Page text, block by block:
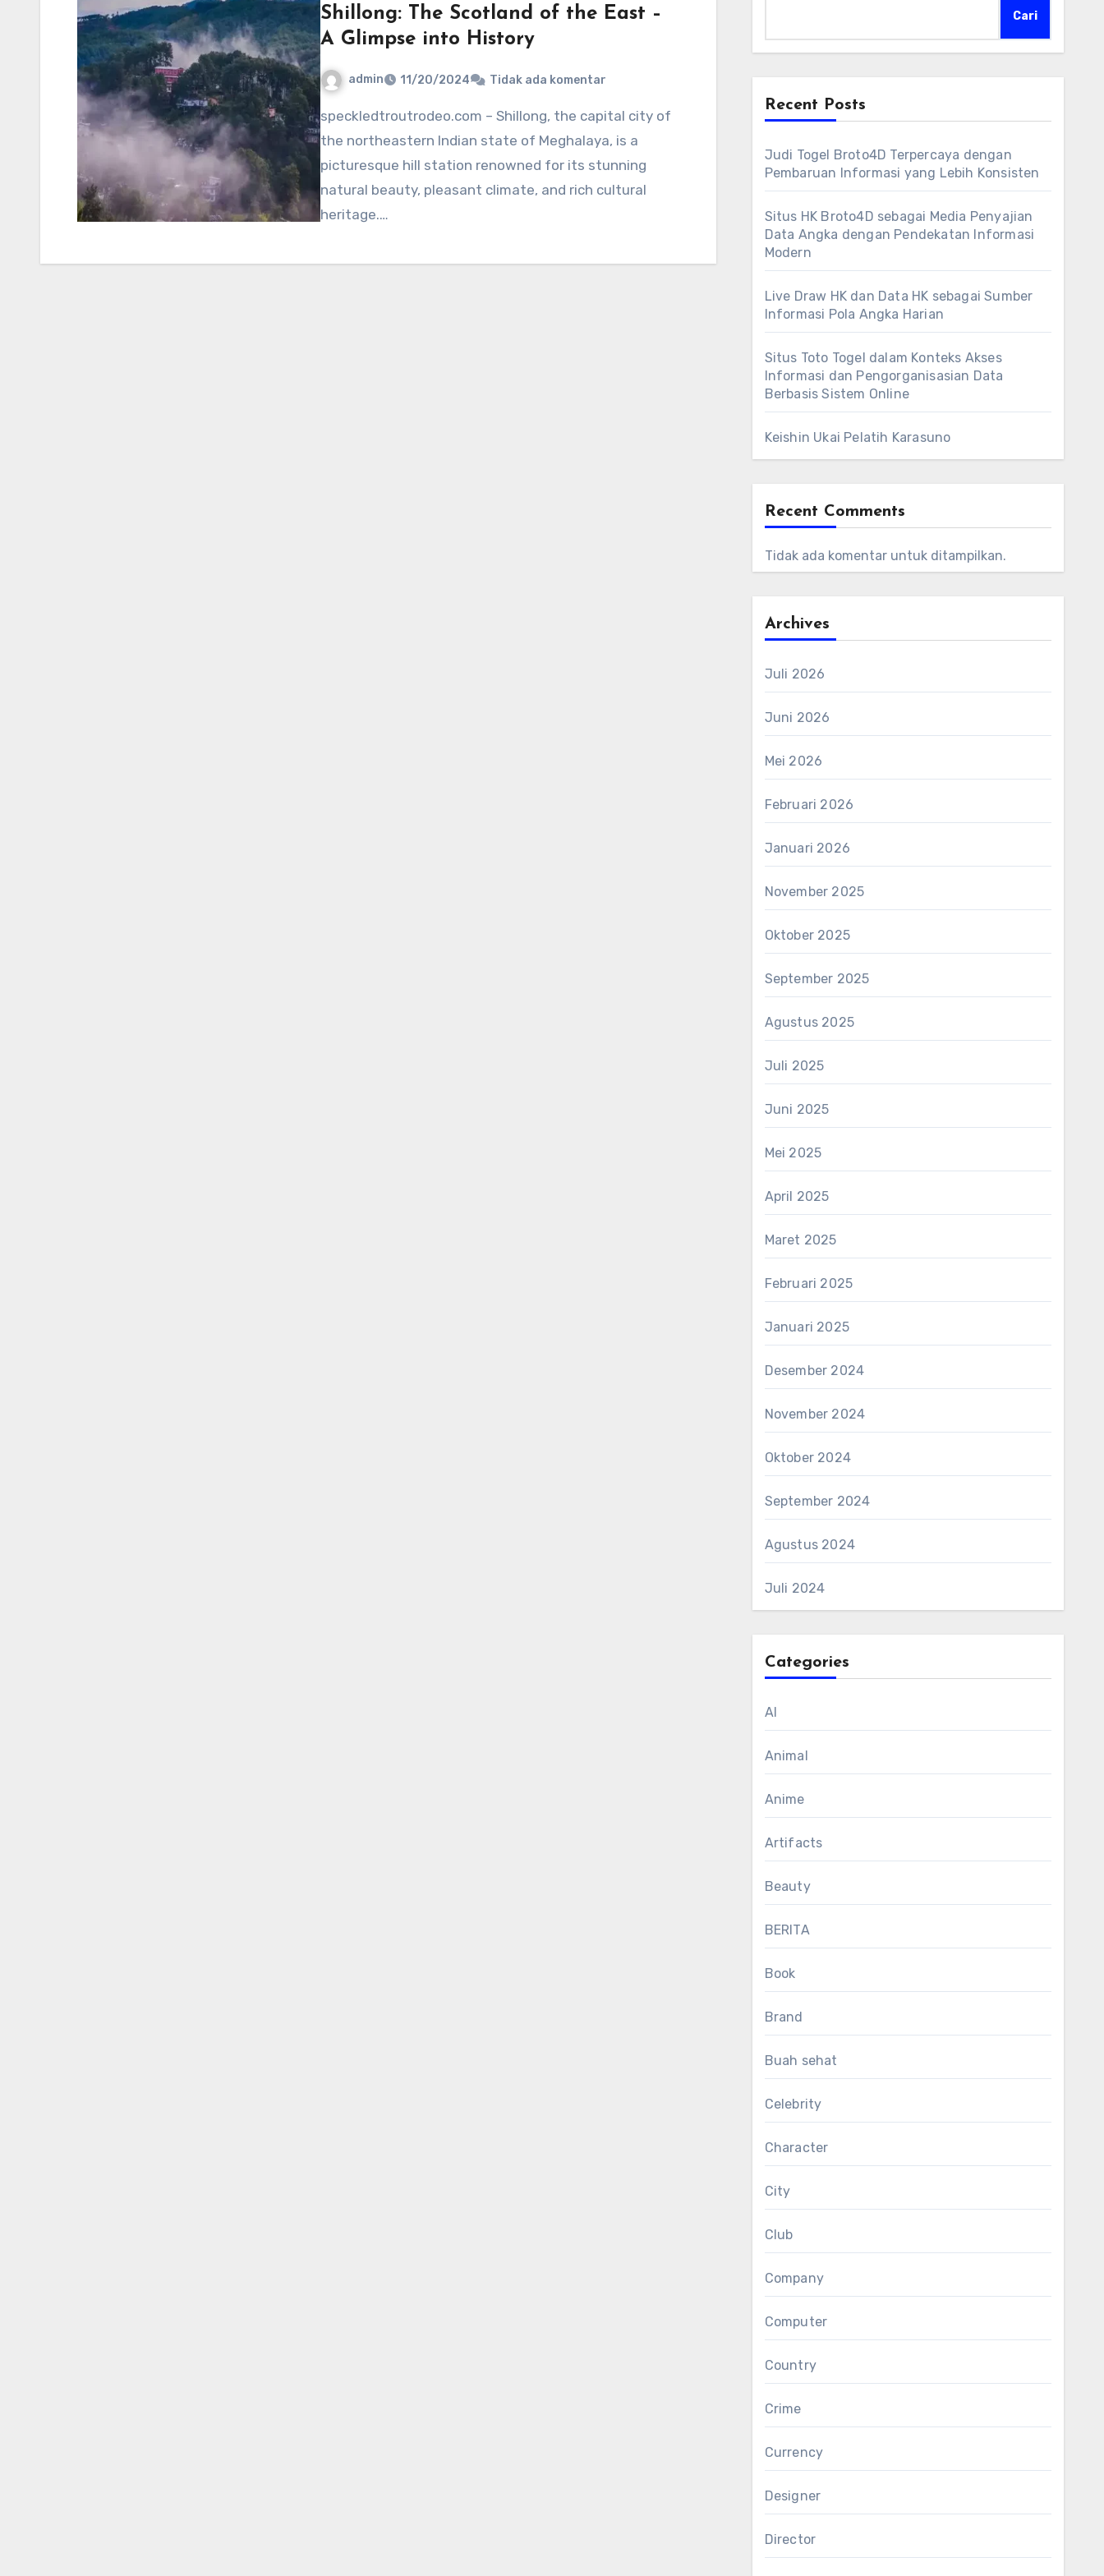
Shillong: The Scotland of the East –
A Glimpse into History
admin 11/20/2024 Tidak ada komentar
speckledtroutrodeo.com – Shillong, the capital city of
the northeastern Indian state of Meghalaya, is a
picturesque hill station renowned for its stunning
natural beauty, pleasant climate, and rich cultural
heritage.…
Cari
Recent Posts
Judi Togel Broto4D Terpercaya dengan
Pembaruan Informasi yang Lebih Konsisten
Situs HK Broto4D sebagai Media Penyajian
Data Angka dengan Pendekatan Informasi
Modern
Live Draw HK dan Data HK sebagai Sumber
Informasi Pola Angka Harian
Situs Toto Togel dalam Konteks Akses
Informasi dan Pengorganisasian Data
Berbasis Sistem Online
Keishin Ukai Pelatih Karasuno
Recent Comments
Tidak ada komentar untuk ditampilkan.
Archives
Juli 2026
Juni 2026
Mei 2026
Februari 2026
Januari 2026
November 2025
Oktober 2025
September 2025
Agustus 2025
Juli 2025
Juni 2025
Mei 2025
April 2025
Maret 2025
Februari 2025
Januari 2025
Desember 2024
November 2024
Oktober 2024
September 2024
Agustus 2024
Juli 2024
Categories
AI
Animal
Anime
Artifacts
Beauty
BERITA
Book
Brand
Buah sehat
Celebrity
Character
City
Club
Company
Computer
Country
Crime
Currency
Designer
Director